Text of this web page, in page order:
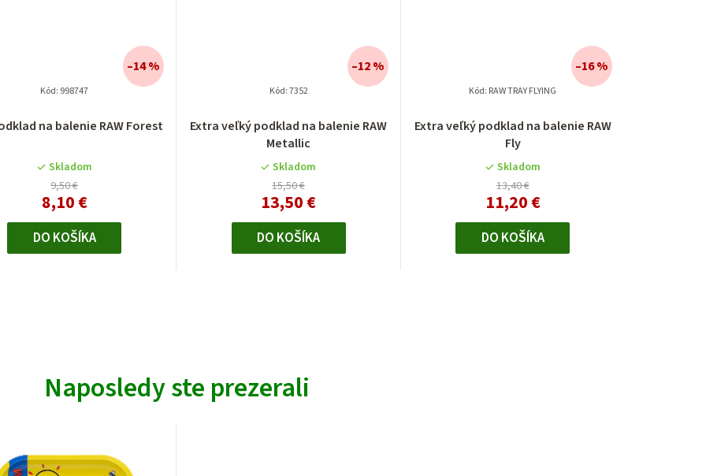
na balenie RAW Forest
Skladom
9,50 €
8,10 €
–14 %
DO KOŠÍKA
Kód: 998747
Extra veľký podklad na balenie RAW
Metallic
Skladom
15,50 €
13,50 €
–12 %
DO KOŠÍKA
Kód:7352
Extra veľký podklad na balenie RAW
Fly
Skladom
13,40 €
11,20 €
–16 %
DO KOŠÍKA
Kód: RAW TRAY FLYING
Naposledy ste prezerali